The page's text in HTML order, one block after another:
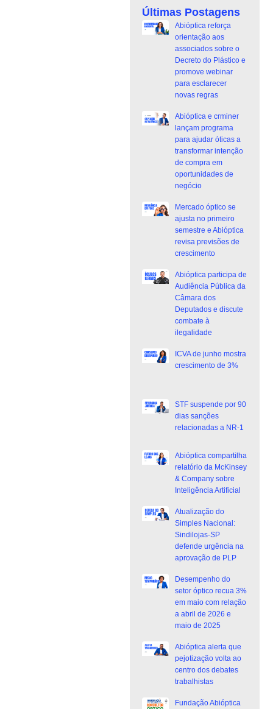
Últimas Postagens
Abióptica reforça
orientação aos
associados sobre o
Decreto do Plástico e
promove webinar
para esclarecer
novas regras
Abióptica e crminer
lançam programa
para ajudar óticas a
transformar intenção
de compra em
oportunidades de
negócio
Mercado óptico se
ajusta no primeiro
semestre e Abióptica
revisa previsões de
crescimento
Abióptica participa de
Audiência Pública da
Câmara dos
Deputados e discute
combate à
ilegalidade
ICVA de junho mostra
crescimento de 3%
STF suspende por 90
dias sanções
relacionadas a NR-1
Abióptica compartilha
relatório da McKinsey
& Company sobre
Inteligência Artificial
Atualização do
Simples Nacional:
Sindilojas-SP
defende urgência na
aprovação de PLP
Desempenho do
setor óptico recua 3%
em maio com relação
a abril de 2026 e
maio de 2025
Abióptica alerta que
pejotização volta ao
centro dos debates
trabalhistas
Fundação Abióptica